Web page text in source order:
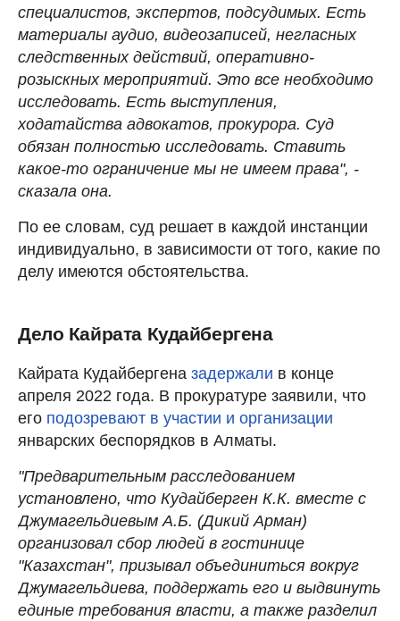
специалистов, экспертов, подсудимых. Есть
материалы аудио, видеозаписей, негласных
следственных действий, оперативно-
розыскных мероприятий. Это все необходимо
исследовать. Есть выступления,
ходатайства адвокатов, прокурора. Суд
обязан полностью исследовать. Ставить
какое-то ограничение мы не имеем права", -
сказала она.
По ее словам, суд решает в каждой инстанции
индивидуально, в зависимости от того, какие по
делу имеются обстоятельства.
Дело Кайрата Кудайбергена
Кайрата Кудайбергена задержали в конце
апреля 2022 года. В прокуратуре заявили, что
его подозревают в участии и организации
январских беспорядков в Алматы.
"Предварительным расследованием
установлено, что Кудайберген К.К. вместе с
Джумагельдиевым А.Б. (Дикий Арман)
организовал сбор людей в гостинице
"Казахстан", призывал объединиться вокруг
Джумагельдиева, поддержать его и выдвинуть
единые требования власти, а также разделил